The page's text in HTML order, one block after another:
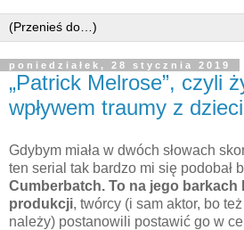
poniedziałek, 28 stycznia 2019
„Patrick Melrose”, czyli
wpływem traumy z
Gdybym miała w dwóch słowach
ten serial tak bardzo mi się podobał
Cumberbatch. To na jego barkach
produkcji, twórcy (i sam aktor, bo
należy) postanowili postawić go w